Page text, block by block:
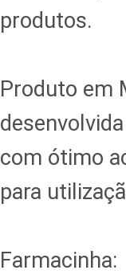
produtos.
Produto em
com ótimo
para
Farmacinha: